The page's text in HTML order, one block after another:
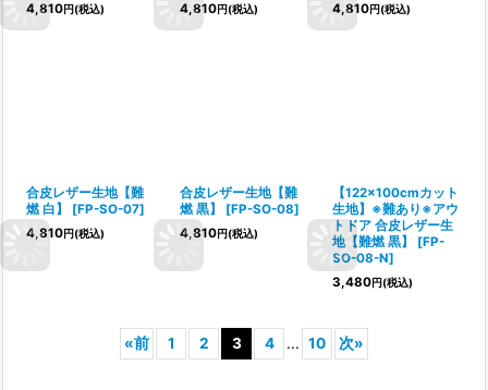
4,810円(税込)
4,810円(税込)
4,810円(税込)
合皮レザー生地【難
燃 白】
[FP-SO-07]
4,810円(税込)
合皮レザー生地【難
燃 黒】
[FP-SO-08]
4,810円(税込)
【122×100cmカット
生地】※難あり※アウ
トドア 合皮レザー生
地【難燃 黒】
[FP-
SO-08-N]
3,480円(税込)
«前 1 2 3 4 ... 10 次»